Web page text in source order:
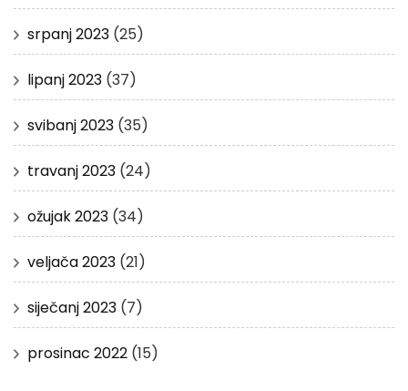
srpanj 2023 (25)
lipanj 2023 (37)
svibanj 2023 (35)
travanj 2023 (24)
ožujak 2023 (34)
veljača 2023 (21)
siječanj 2023 (7)
prosinac 2022 (15)